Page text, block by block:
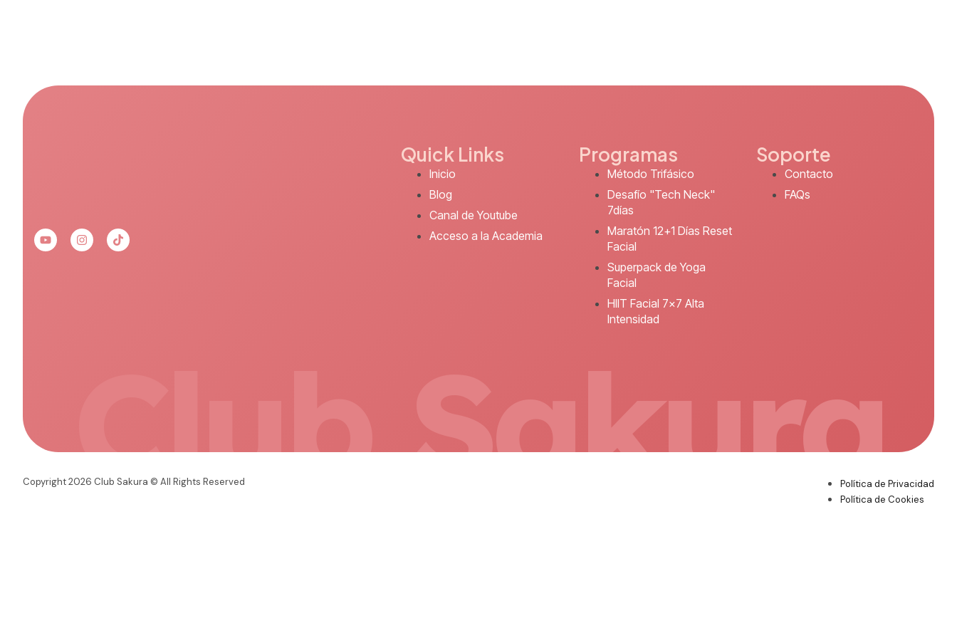
Quick Links
Inicio
Blog
Canal de Youtube
Acceso a la Academia
Programas
Método Trifásico
Desafío "Tech Neck"
7días
Maratón 12+1 Días Reset
Facial
Superpack de Yoga
Facial
HIIT Facial 7x7 Alta
Intensidad
Soporte
Contacto
FAQs
Club Sakura
Copyright 2026 Club Sakura © All Rights Reserved
Política de Privacidad
Política de Cookies